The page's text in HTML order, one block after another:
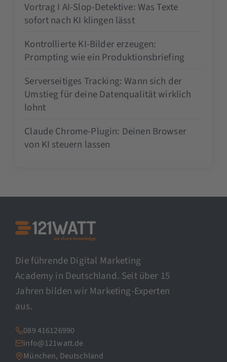
Vortrag I AI-Slop-Detektive: Was Texte
sofort nach KI klingen lässt
Kontrollierte KI-Bilder erzeugen:
Prompting wie ein Produktionsbriefing
Serverseitiges Tracking: Wann sich der
Umstieg für deine Datenqualität wirklich
lohnt
Claude Chrome-Plugin: Deinen Browser
von KI steuern lassen
Die führende Digital Marketing
Academy in Deutschland. Seit über 15
Jahren bilden wir Marketing-Experten
aus.
089 416126990
info@121watt.de
München, Deutschland